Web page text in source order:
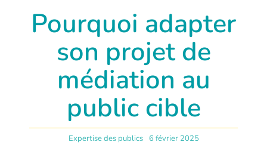
Pourquoi adapter
son projet de
médiation au
public cible
Expertise des publics 6 février 2025